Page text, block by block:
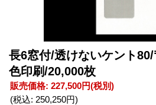
長6窓付/透けないケント
色印刷/20,000枚
販売価格: 227,500円(税別)
(税込: 250,250円)